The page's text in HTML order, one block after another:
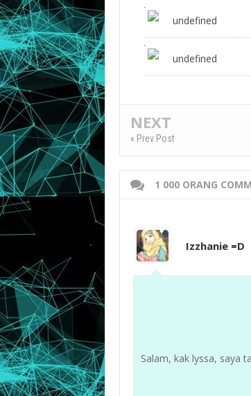
undefined
undefined
NEXT
« Prev Post
1 000 ORANG
Izzhanie =D
Salam, kak lyssa, saya